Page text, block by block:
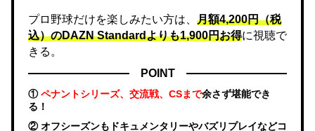
プロ野球だけを楽しみたい方は、 月額4,200円（税
込）のDAZN Standard​よりも1,900円お得に視聴で
きる。
POINT
①ペナントシリーズ、交流戦、CSまで余さず堪能でき
る！
② オフシーズンもドキュメンタリーやバズリプレイなどコ